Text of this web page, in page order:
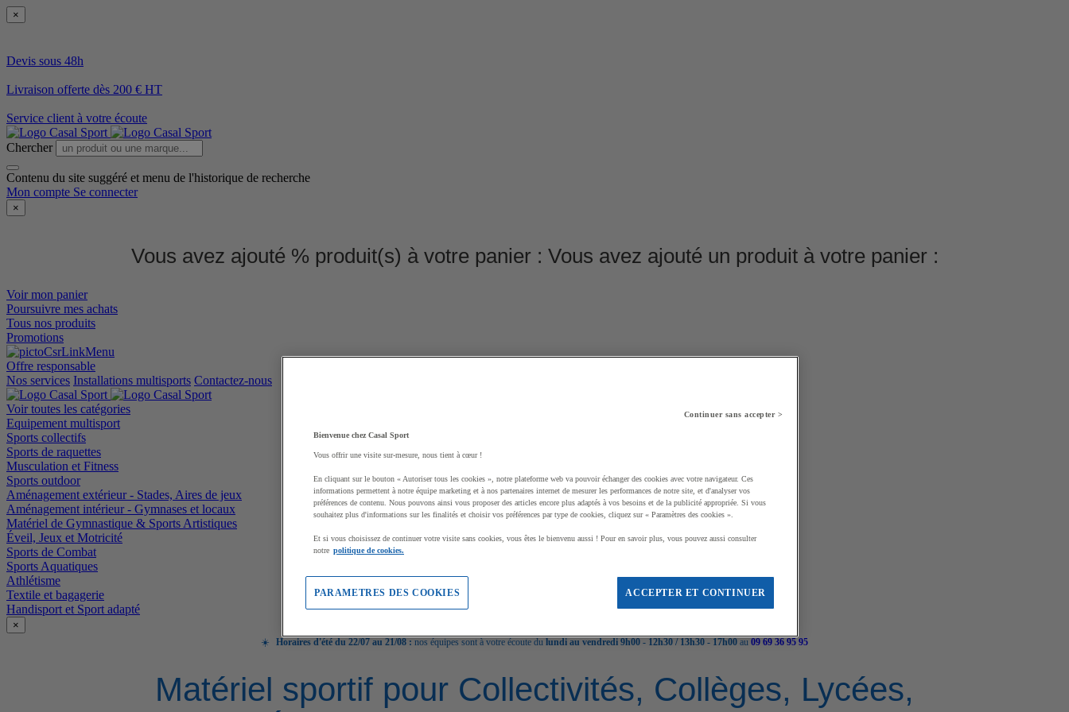
×
Devis sous 48h
Livraison offerte dès 200 € HT
Service client à votre écoute
Chercher
Contenu du site suggéré et menu de l'historique de recherche
Mon compte Se connecter
×
Vous avez ajouté % produit(s) à votre panier : Vous avez ajouté un produit à votre panier :
Voir mon panier
Poursuivre mes achats
Tous nos produits
Promotions
Offre responsable
Nos services Installations multisports Contactez-nous
Voir toutes les catégories
Equipement multisport
Sports collectifs
Sports de raquettes
Musculation et Fitness
Sports outdoor
Aménagement extérieur - Stades, Aires de jeux
Aménagement intérieur - Gymnases et locaux
Matériel de Gymnastique & Sports Artistiques
Éveil, Jeux et Motricité
Sports de Combat
Sports Aquatiques
Athlétisme
Textile et bagagerie
Handisport et Sport adapté
×
☀️ Horaires d'été du 22/07 au 21/08 : nos équipes sont à votre écoute du lundi au vendredi 9h00 - 12h30 / 13h30 - 17h00 au 09 69 36 95 95
Matériel sportif pour Collectivités, Collèges, Lycées,
Continuer sans accepter >
Bienvenue chez Casal Sport
Vous offrir une visite sur-mesure, nous tient à cœur !
En cliquant sur le bouton « Autoriser tous les cookies », notre plateforme web va pouvoir échanger des cookies avec votre navigateur. Ces
informations permettent à notre équipe marketing et à nos partenaires internet de mesurer les performances de notre site, et d'analyser vos
préférences de contenu. Nous pouvons ainsi vous proposer des articles encore plus adaptés à vos besoins et de la publicité appropriée. Si vous
souhaitez plus d'informations sur les finalités et choisir vos préférences par type de cookies, cliquez sur « Paramètres des cookies ».
Et si vous choisissez de continuer votre visite sans cookies, vous êtes le bienvenu aussi ! Pour en savoir plus, vous pouvez aussi consulter
notre politique de cookies.
ACCEPTER ET CONTINUER
PARAMETRES DES COOKIES